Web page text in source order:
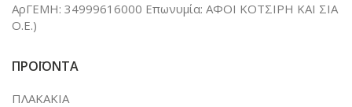
ΑρΓΕΜΗ: 34999616000 Επωνυμία: ΑΦΟΙ ΚΟΤΣΙΡΗ ΚΑΙ ΣΙΑ
Ο.Ε.)
ΠΡΟΪΟΝΤΑ
ΠΛΑΚΑΚΙΑ